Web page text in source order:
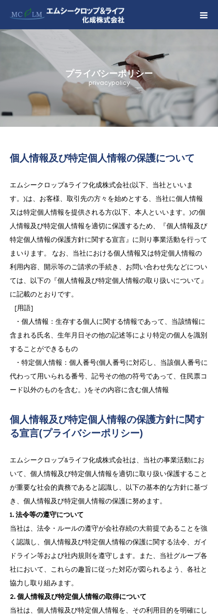
プライバシーポリシー
privacypolicy
個人情報及び特定個人情報の保護について
エムシークロップ&ライフ化成株式会社(以下、当社といいま
す。)は、お客様、取引先の方々を始めとする、当社に個人情報
又は特定個人情報を提供される方(以下、本人といいます。)の個
人情報及び特定個人情報を適切に保護するため、『個人情報及び
特定個人情報の保護方針に関する宣言』に則り事業活動を行って
まいります。 なお、当社における個人情報又は特定個人情報の
利用内容、開示等のご請求の手続き、お問い合わせ先などについ
ては、以下の『個人情報及び特定個人情報の取り扱いについて』
に記載のとおりです。
[用語]
・個人情報：生存する個人に関する情報であって、当該情報に
含まれる氏名、生年月日その他の記述等により特定の個人を識別
することができるもの
・特定個人情報：個人番号(個人番号に対応し、当該個人番号に
代わって用いられる番号、記号その他の符号であって、住民票コ
ード以外のものを含む。)をその内容に含む個人情報
個人情報及び特定個人情報の保護方針に関す
る宣言(プライバシーポリシー)
エムシークロップ&ライフ化成株式会社は、当社の事業活動にお
いて、個人情報及び特定個人情報を適切に取り扱い保護すること
が重要な社会的責務であると認識し、以下の基本的な方針に基づ
き、個人情報及び特定個人情報の保護に努めます。
1. 法令等の遵守について
当社は、法令・ルールの遵守が会社存続の大前提であることを強
く認識し、個人情報及び特定個人情報の保護に関する法令、ガイ
ドライン等および社内規則を遵守します。また、当社グループ各
社において、これらの趣旨に従った対応が図られるよう、各社と
協力し取り組みます。
2. 個人情報及び特定個人情報の取得について
当社は、個人情報及び特定個人情報を、その利用目的を明確にし